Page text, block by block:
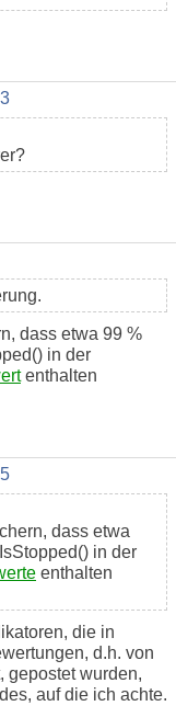
dass etwa 99 %
in der
enthalten
dass etwa
in der
enthalten
die in
d.h. von
gepostet wurden,
auf die ich achte.